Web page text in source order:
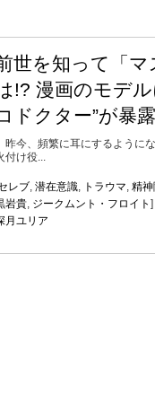
世を知って「マ
!? 漫画のモデ
ドクター”が暴
今、頻繁に耳にするように
付け役...
レブ, 潜在意識, トラウマ, 精
岩貴, ジークムント・フロイト ]
月ユリア